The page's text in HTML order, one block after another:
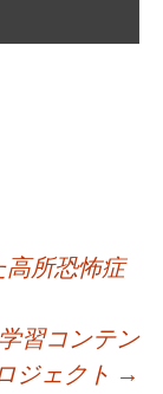
高所恐怖症
習コンテン
ジェクト →